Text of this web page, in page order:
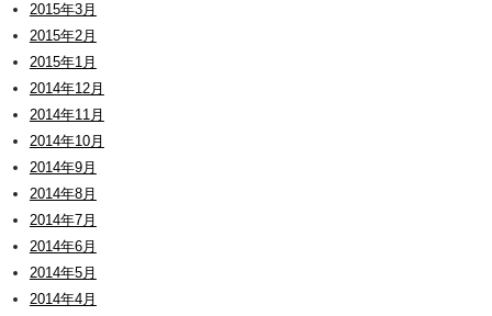
2015年3月
2015年2月
2015年1月
2014年12月
2014年11月
2014年10月
2014年9月
2014年8月
2014年7月
2014年6月
2014年5月
2014年4月